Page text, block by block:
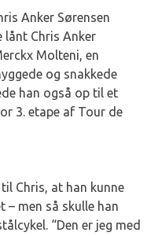
Anker Sørensen
lånt Chris Anker
Molteni, en
og snakkede
han også op til et
3. etape af Tour de
Chris, at han kunne
– men så skulle han
“Den er jeg med